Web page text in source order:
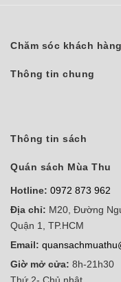
Chăm sóc khách hàng
Thông tin chung
Thông tin sách
Quán sách Mùa Thu
Hotline: 0972 873 962
Địa chỉ: M20, Đường
Quận 1, TP.HCM
Email:
Giờ mở cửa: 8h-21h30